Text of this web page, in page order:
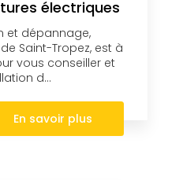
électriques
et dépannage,
Saint-Tropez, est à
vous conseiller et
d...
En savoir plus